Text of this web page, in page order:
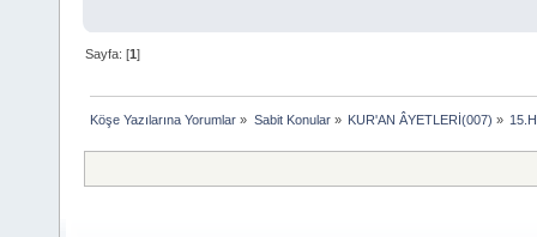
Sayfa: [1]
Köşe Yazılarına Yorumlar » Sabit Konular» KUR'AN ÂYETLERİ(007) »